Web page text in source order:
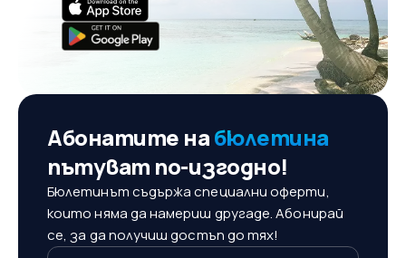
Абонатите набюлетина
пътуват по-изгодно!
Бюлетинът съдържа специални оферти,
които няма да намериш другаде. Абонирай
се, за да получиш достъп до тях!